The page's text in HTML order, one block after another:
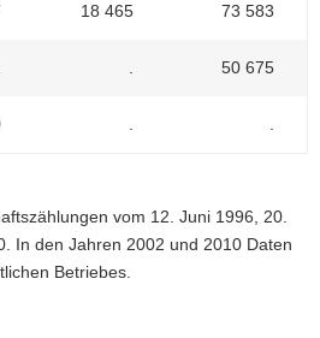
18 465 73 583
. 50 675
. .
vom 12. Juni 1996, 20.
In den Jahren 2002 und 2010 Daten
Betriebes.